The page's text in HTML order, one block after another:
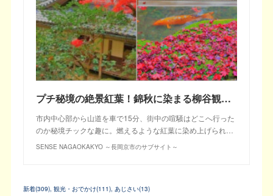
プチ秘境の絶景紅葉！錦秋に染まる柳谷観音を200％楽しむ方法❤
市内中心部から山道を車で15分、街中の喧騒はどこへ行った
のか秘境チックな趣に。燃えるような紅葉に染め上げられ…
SENSE NAGAOKAKYO ～長岡京市のサブサイト～
新着(309) 観光・おでかけ(111) あじさい(13)